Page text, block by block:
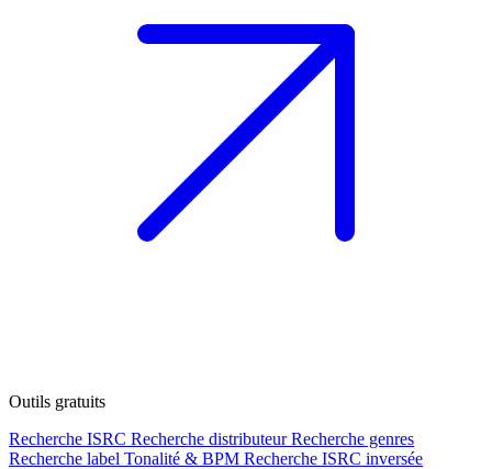
Outils gratuits
Recherche ISRC Recherche distributeur Recherche genres
Recherche label Tonalité & BPM Recherche ISRC inversée